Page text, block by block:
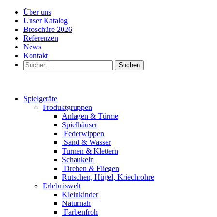
Über uns
Unser Katalog
Broschüre 2026
Referenzen
News
Kontakt
Suchen
nach:
Spielgeräte
Produktgruppen
Anlagen & Türme
Spielhäuser
Federwippen
Sand & Wasser
Turnen & Klettern
Schaukeln
Drehen & Fliegen
Rutschen, Hügel, Kriechrohre
Erlebniswelt
Kleinkinder
Naturnah
Farbenfroh